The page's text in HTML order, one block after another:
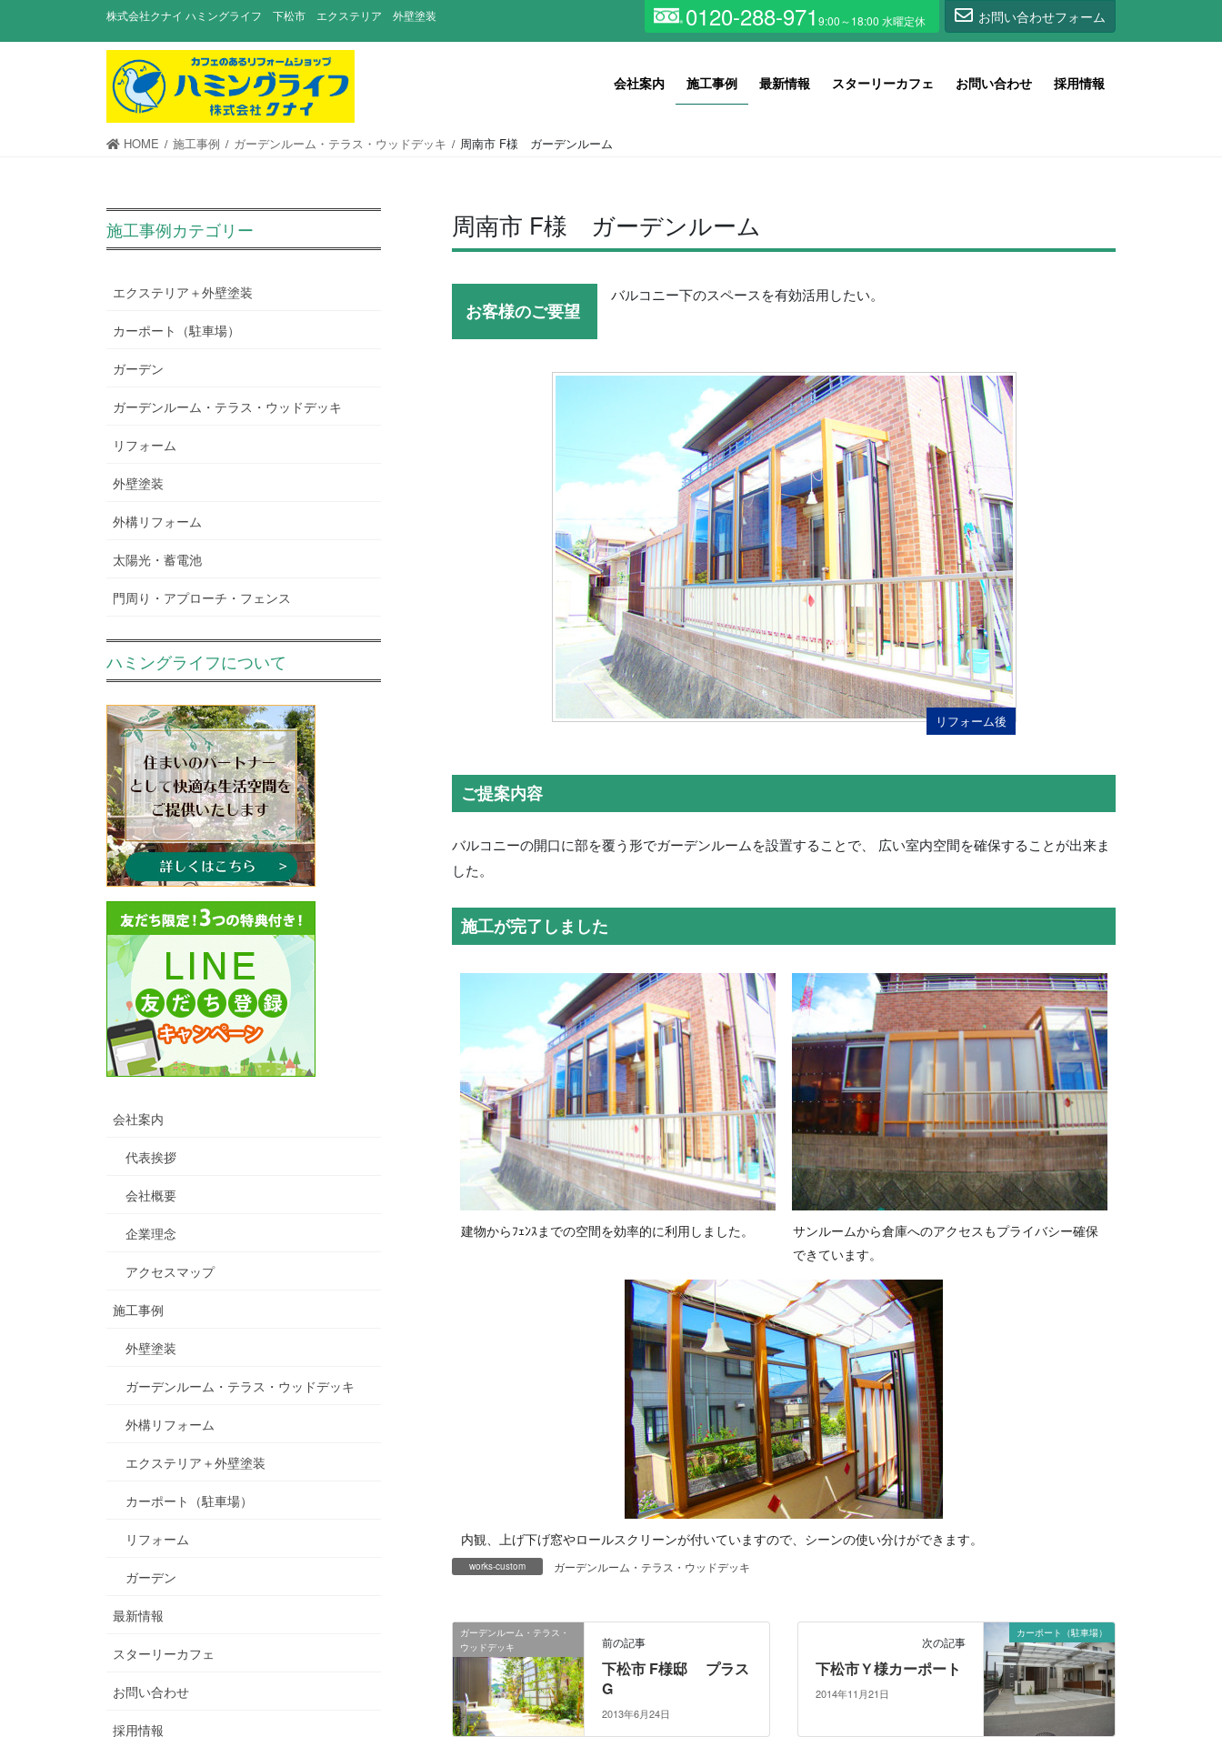
株式会社クナイ ハミングライフ 下松市 エクステリア 外壁塗装 0120-288-971 お問い合わせフォーム
会社案内 施工事例 最新情報 スターリーカフェ お問い合わせ 採用情報
HOME 施工事例 ガーデンルーム・テラス・ウッドデッキ 周南市 F様 ガーデンルーム
周南市 F様 ガーデンルーム
お客様のご要望
バルコニー下のスペースを有効活用したい。
リフォーム後
ご提案内容
バルコニーの開口に部を覆う形でガーデンルームを設置することで、 広い室内空間を確保することが出来ま
した。
施工が完了しました
建物からﾌｪﾝｽまでの空間を効率的に利用しました。
サンルームから倉庫へのアクセスもプライバシー確保
できています。
内観、上げ下げ窓やロールスクリーンが付いていますので、シーンの使い分けができます。
works-custom ガーデンルーム・テラス・ウッドデッキ
ガーデンルーム・テラス・
ウッドデッキ
前の記事
下松市 F様邸 プラス
G
2013年6月24日
カーポート（駐車場）
次の記事
下松市Ｙ様カーポート
2014年11月21日
施工事例カテゴリー
エクステリア＋外壁塗装
カーポート（駐車場）
ガーデン
ガーデンルーム・テラス・ウッドデッキ
リフォーム
外壁塗装
外構リフォーム
太陽光・蓄電池
門周り・アプローチ・フェンス
ハミングライフについて
会社案内
代表挨拶
会社概要
企業理念
アクセスマップ
施工事例
外壁塗装
ガーデンルーム・テラス・ウッドデッキ
外構リフォーム
エクステリア＋外壁塗装
カーポート（駐車場）
リフォーム
ガーデン
最新情報
スターリーカフェ
お問い合わせ
採用情報